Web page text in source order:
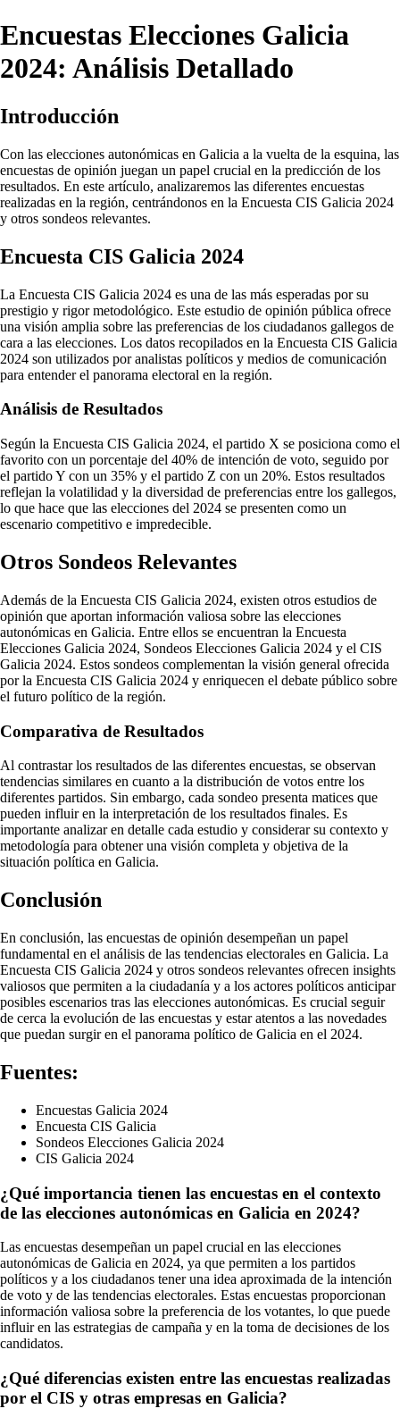
Encuestas Elecciones Galicia
2024: Análisis Detallado
Introducción
Con las elecciones autonómicas en Galicia a la vuelta de la esquina, las
encuestas de opinión juegan un papel crucial en la predicción de los
resultados. En este artículo, analizaremos las diferentes encuestas
realizadas en la región, centrándonos en la Encuesta CIS Galicia 2024
y otros sondeos relevantes.
Encuesta CIS Galicia 2024
La Encuesta CIS Galicia 2024 es una de las más esperadas por su
prestigio y rigor metodológico. Este estudio de opinión pública ofrece
una visión amplia sobre las preferencias de los ciudadanos gallegos de
cara a las elecciones. Los datos recopilados en la Encuesta CIS Galicia
2024 son utilizados por analistas políticos y medios de comunicación
para entender el panorama electoral en la región.
Análisis de Resultados
Según la Encuesta CIS Galicia 2024, el partido X se posiciona como el
favorito con un porcentaje del 40% de intención de voto, seguido por
el partido Y con un 35% y el partido Z con un 20%. Estos resultados
reflejan la volatilidad y la diversidad de preferencias entre los gallegos,
lo que hace que las elecciones del 2024 se presenten como un
escenario competitivo e impredecible.
Otros Sondeos Relevantes
Además de la Encuesta CIS Galicia 2024, existen otros estudios de
opinión que aportan información valiosa sobre las elecciones
autonómicas en Galicia. Entre ellos se encuentran la Encuesta
Elecciones Galicia 2024, Sondeos Elecciones Galicia 2024 y el CIS
Galicia 2024. Estos sondeos complementan la visión general ofrecida
por la Encuesta CIS Galicia 2024 y enriquecen el debate público sobre
el futuro político de la región.
Comparativa de Resultados
Al contrastar los resultados de las diferentes encuestas, se observan
tendencias similares en cuanto a la distribución de votos entre los
diferentes partidos. Sin embargo, cada sondeo presenta matices que
pueden influir en la interpretación de los resultados finales. Es
importante analizar en detalle cada estudio y considerar su contexto y
metodología para obtener una visión completa y objetiva de la
situación política en Galicia.
Conclusión
En conclusión, las encuestas de opinión desempeñan un papel
fundamental en el análisis de las tendencias electorales en Galicia. La
Encuesta CIS Galicia 2024 y otros sondeos relevantes ofrecen insights
valiosos que permiten a la ciudadanía y a los actores políticos anticipar
posibles escenarios tras las elecciones autonómicas. Es crucial seguir
de cerca la evolución de las encuestas y estar atentos a las novedades
que puedan surgir en el panorama político de Galicia en el 2024.
Fuentes:
Encuestas Galicia 2024
Encuesta CIS Galicia
Sondeos Elecciones Galicia 2024
CIS Galicia 2024
¿Qué importancia tienen las encuestas en el contexto
de las elecciones autonómicas en Galicia en 2024?
Las encuestas desempeñan un papel crucial en las elecciones
autonómicas de Galicia en 2024, ya que permiten a los partidos
políticos y a los ciudadanos tener una idea aproximada de la intención
de voto y de las tendencias electorales. Estas encuestas proporcionan
información valiosa sobre la preferencia de los votantes, lo que puede
influir en las estrategias de campaña y en la toma de decisiones de los
candidatos.
¿Qué diferencias existen entre las encuestas realizadas
por el CIS y otras empresas en Galicia?